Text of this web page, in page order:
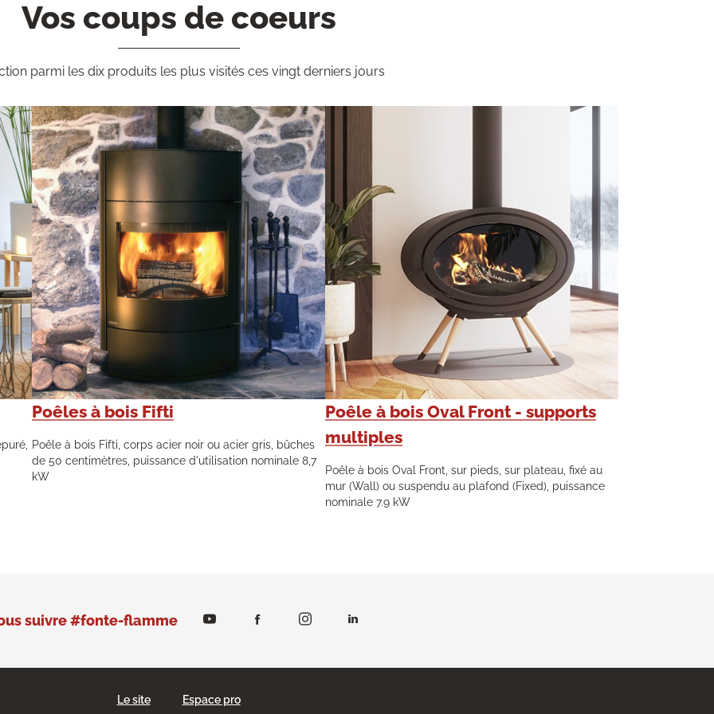
Vos coups de coeurs
parmi les dix produits les plus visités ces vingt derniers jours
Poêles à bois Fifti
Poêle à bois Fifti, corps acier noir ou acier gris, bûches
de 50 centimètres, puissance d'utilisation nominale 8,7
kW
Poêle à bois Oval Front - supports
multiples
Poêle à bois Oval Front, sur pieds, sur plateau, fixé au
mur (Wall) ou suspendu au plafond (Fixed), puissance
nominale 7.9 kW
suivre #fonte-flamme
Le site Espace pro